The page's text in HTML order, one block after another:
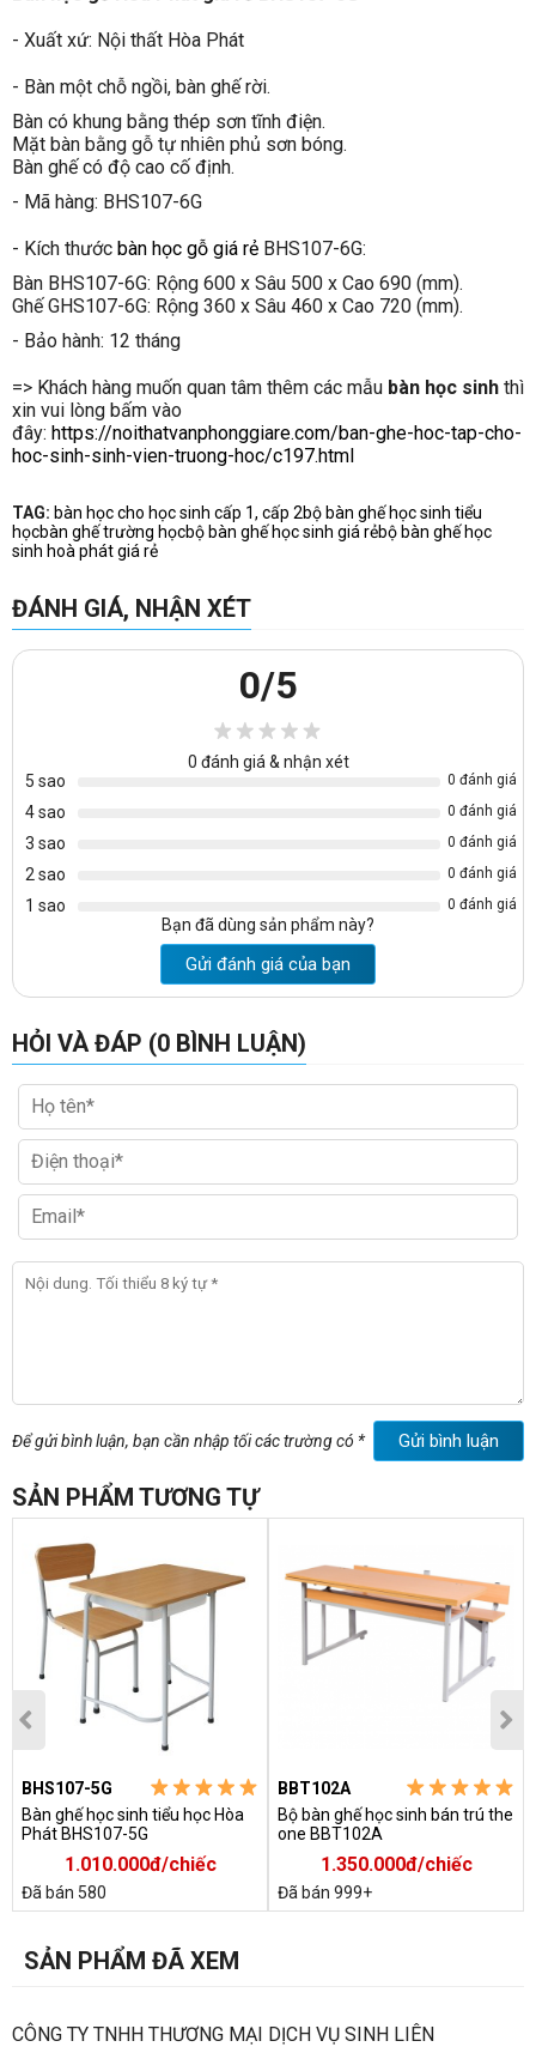
- Xuất xứ: Nội thất Hòa Phát
- Bàn một chỗ ngồi, bàn ghế rời.
Bàn có khung bằng thép sơn tĩnh điện.
Mặt bàn bằng gỗ tự nhiên phủ sơn bóng.
Bàn ghế có độ cao cố định.
- Mã hàng: BHS107-6G
- Kích thước bàn học gỗ giá rẻ BHS107-6G:
Bàn BHS107-6G: Rộng 600 x Sâu 500 x Cao 690 (mm).
Ghế GHS107-6G: Rộng 360 x Sâu 460 x Cao 720 (mm).
- Bảo hành: 12 tháng
=> Khách hàng muốn quan tâm thêm các mẫu bàn học sinh thì
xin vui lòng bấm vào
đây: https://noithatvanphonggiare.com/ban-ghe-hoc-tap-cho-
hoc-sinh-sinh-vien-truong-hoc/c197.html
TAG: bàn học cho học sinh cấp 1, cấp 2bộ bàn ghế học sinh tiểu
họcbàn ghế trường họcbộ bàn ghế học sinh giá rẻbộ bàn ghế học
sinh hoà phát giá rẻ
ĐÁNH GIÁ, NHẬN XÉT
0/5
0 đánh giá & nhận xét
5 sao
0 đánh giá
4 sao 0 đánh giá
3 sao 0 đánh giá
2 sao 0 đánh giá
1 sao 0 đánh giá
Bạn đã dùng sản phẩm này?
Gửi đánh giá của bạn
HỎI VÀ ĐÁP (0 BÌNH LUẬN)
Để gửi bình luận, bạn cần nhập tối các trường có * Gửi bình luận
SẢN PHẨM TƯƠNG TỰ
BHS107-5G
Bàn ghế học sinh tiểu học Hòa
Phát BHS107-5G
1.010.000đ/chiếc
Đã bán 580
BBT102A
Bộ bàn ghế học sinh bán trú the
one BBT102A
1.350.000đ/chiếc
Đã bán 999+
SẢN PHẨM ĐÃ XEM
CÔNG TY TNHH THƯƠNG MẠI DỊCH VỤ SINH LIÊN